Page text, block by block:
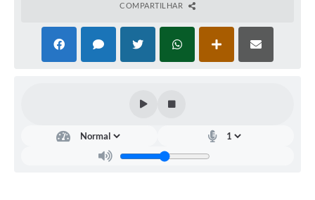
Formulário
COMPARTILHAR